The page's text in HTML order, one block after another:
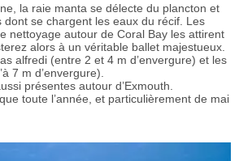
la raie manta se délecte du plancton et
dont se chargent les eaux du récif. Les
nettoyage autour de Coral Bay les attirent
alors à un véritable ballet majestueux.
alfredi (entre 2 et 4 m d’envergure) et les
7 m d’envergure).
présentes autour d’Exmouth.
toute l’année, et particulièrement de mai